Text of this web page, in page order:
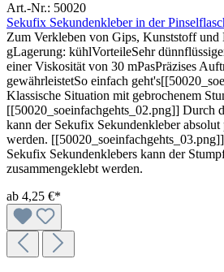
Art.-Nr.: 50020
Sekufix Sekundenkleber in der
Zum Verkleben von Gips, Kunststoff und
gLagerung: kühlVorteileSehr
einer Viskosität von 30 mPasPräzises
gewährleistetSo einfach
Klassische Situation mit gebrochenem
[[50020_soeinfachgehts_02.png]] Durch
kann der Sekufix Sekundenkleber absolut
werden.
Sekufix Sekundenklebers kann der
zusammengeklebt werden.
ab 4,25 €*